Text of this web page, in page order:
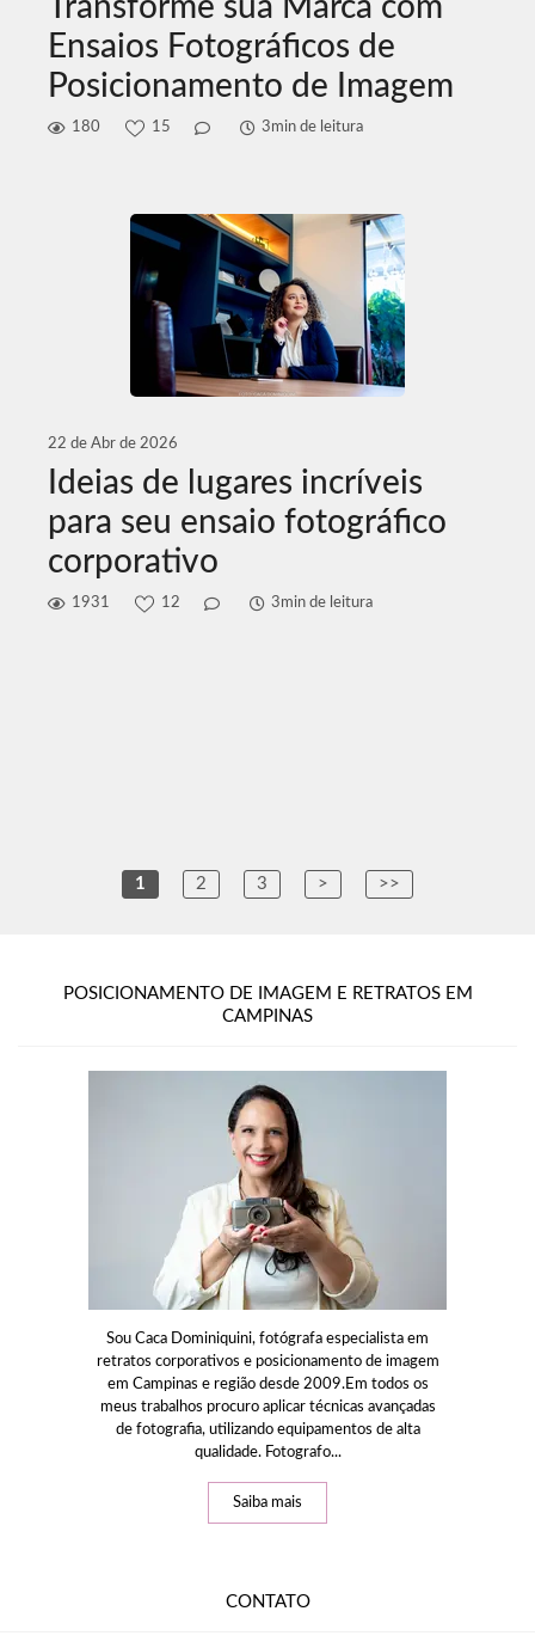
Transforme sua Marca com
Ensaios Fotográficos de
Posicionamento de Imagem
180 15 3min de leitura
22 de Abr de 2026
Ideias de lugares incríveis
para seu ensaio fotográfico
corporativo
1931 12 3min de leitura
1 2 3 > >>
POSICIONAMENTO DE IMAGEM E RETRATOS EM
CAMPINAS
Sou Caca Dominiquini, fotógrafa especialista em
retratos corporativos e posicionamento de imagem
em Campinas e região desde 2009.Em todos os
meus trabalhos procuro aplicar técnicas avançadas
de fotografia, utilizando equipamentos de alta
qualidade. Fotografo...
Saiba mais
CONTATO